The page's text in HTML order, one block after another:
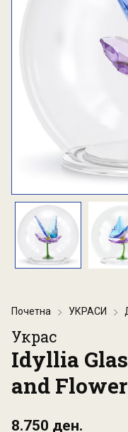
Почетна УКРАСИ
Украс
Idyllia
and Flower
8.750 ден.